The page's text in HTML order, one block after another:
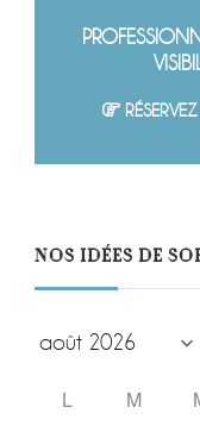
NOS IDÉES DE
L M